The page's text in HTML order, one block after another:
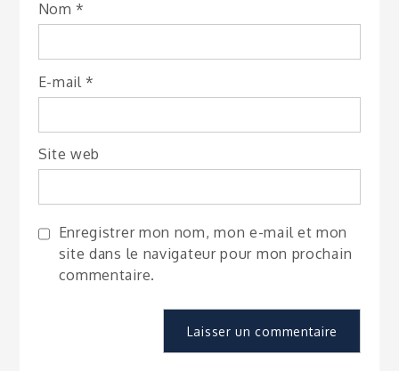
Nom *
E-mail *
Site web
Enregistrer mon nom, mon e-mail et mon
site dans le navigateur pour mon prochain
commentaire.